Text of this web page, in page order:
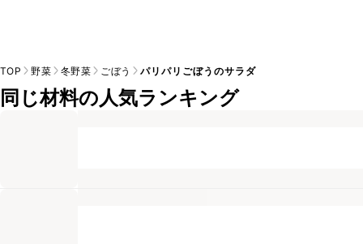
TOP 野菜 冬野菜 ごぼう パリパリごぼうのサラダ
同じ材料の人気ランキング